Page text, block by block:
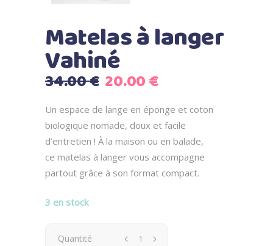
Matelas à langer
Vahiné
34.00€ Le
initial
était :
34.00 €.
20.00€Le
actuel
est :
20.00 €.
Un espace de lange en éponge et coton
biologique nomade, doux et facile
d’entretien ! À la maison ou en balade,
ce matelas à langer vous accompagne
partout grâce à son format compact.
3 en stock
Matelas
Quantité